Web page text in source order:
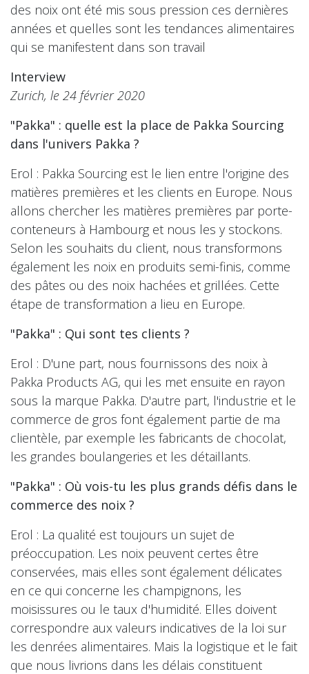
des noix ont été mis sous pression ces dernières
années et quelles sont les tendances alimentaires
qui se manifestent dans son travail
Interview
Zurich, le 24 février 2020​
"Pakka" : quelle est la place de Pakka Sourcing
dans l'univers Pakka ?
Erol : Pakka Sourcing est le lien entre l'origine des
matières premières et les clients en Europe. Nous
allons chercher les matières premières par porte-
conteneurs à Hambourg et nous les y stockons.
Selon les souhaits du client, nous transformons
également les noix en produits semi-finis, comme
des pâtes ou des noix hachées et grillées. Cette
étape de transformation a lieu en Europe.
"Pakka" : Qui sont tes clients ?
Erol : D'une part, nous fournissons des noix à
Pakka Products AG, qui les met ensuite en rayon
sous la marque Pakka. D'autre part, l'industrie et le
commerce de gros font également partie de ma
clientèle, par exemple les fabricants de chocolat,
les grandes boulangeries et les détaillants.
"Pakka" : Où vois-tu les plus grands défis dans le
commerce des noix ?
Erol : La qualité est toujours un sujet de
préoccupation. Les noix peuvent certes être
conservées, mais elles sont également délicates
en ce qui concerne les champignons, les
moisissures ou le taux d'humidité. Elles doivent
correspondre aux valeurs indicatives de la loi sur
les denrées alimentaires. Mais la logistique et le fait
que nous livrions dans les délais constituent